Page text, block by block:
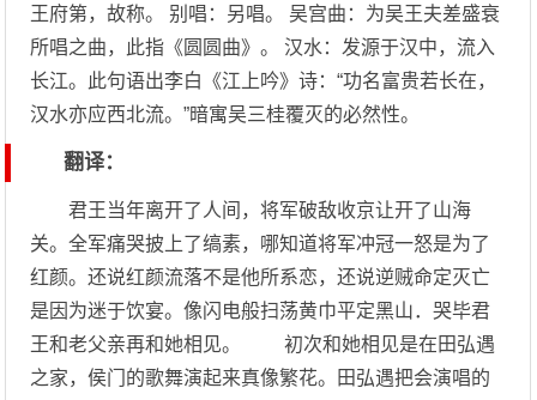
王府第，故称。 别唱：另唱。 吴宫曲：为吴王夫差盛衰
所唱之曲，此指《圆圆曲》。 汉水：发源于汉中，流入
长江。此句语出李白《江上吟》诗：“功名富贵若长在，
汉水亦应西北流。”暗寓吴三桂覆灭的必然性。
翻译：
君王当年离开了人间，将军破敌收京让开了山海
关。全军痛哭披上了缟素，哪知道将军冲冠一怒是为了
红颜。还说红颜流落不是他所系恋，还说逆贼命定灭亡
是因为迷于饮宴。像闪电般扫荡黄巾平定黑山．哭毕君
王和老父亲再和她相见。 初次和她相见是在田弘遇
之家，侯门的歌舞演起来真像繁花。田弘遇把会演唱的